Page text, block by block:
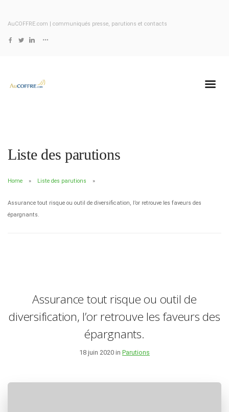
AuCOFFRE.com | communiqués presse, parutions et contacts
Liste des parutions
Home Liste des parutions
Assurance tout risque ou outil de diversification, l’or retrouve les faveurs des
épargnants.
Assurance tout risque ou outil de
diversification, l’or retrouve les faveurs des
épargnants.
18 juin 2020 in Parutions